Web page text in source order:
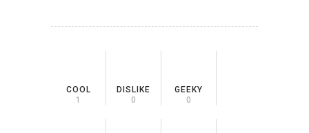
COOL
1
DISLIKE
0
GEEKY
0